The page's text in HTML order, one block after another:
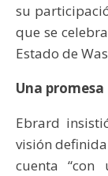
su
que se
Estado de
Una promesa
Ebrard
visión
cuenta “con